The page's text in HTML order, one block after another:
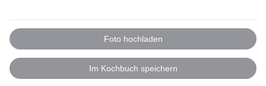
Foto hochladen
Im Kochbuch speichern